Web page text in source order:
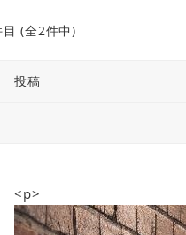
(全2件中)
投稿
<p>